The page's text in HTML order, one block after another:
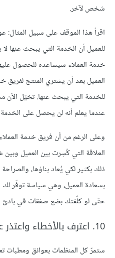
شخص لآخر.
اقرأ هذا الموقف على سبيل
للعميل أن الخدمة التي يبحث عنها
خدمة العملاء سيساعده للحصول
العميل بعد أن يشتري المنتج
للخدمة التي يبحث عنها. تخيّل الآن
عندما يعلم أنه لن يحصل على الخدمة
وعلى الرغم من أن فريق خدمة
العلاقة التي كُسِرت بين العميل
ذلك بكثير لكي يُعاد بناؤها،
بسعادة العميل، وهي سياسة توفّر
حتّى لو كلّفتك بضع صفقات في بادئ
10. اعترف بالأخطاء واعتذر عنها
ستمرّ كل المنظمات بعوائق ومطبات